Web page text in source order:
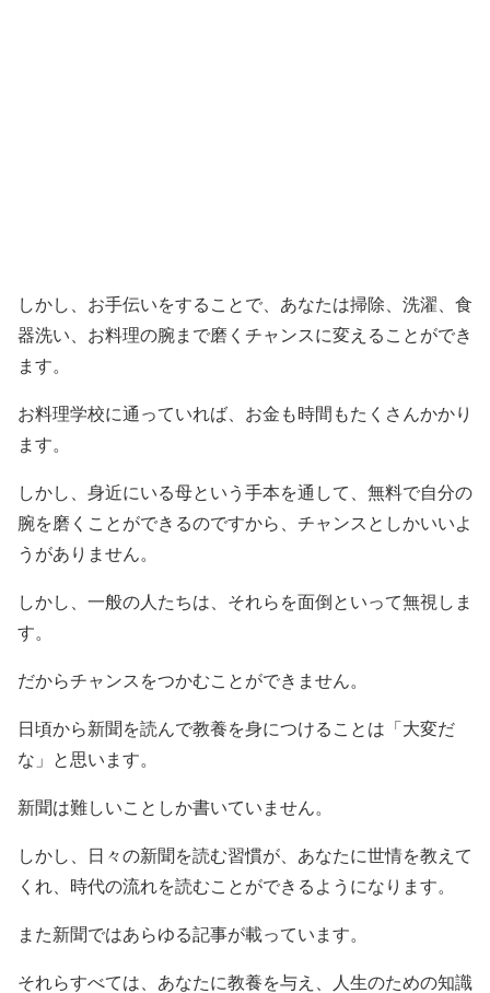
しかし、お手伝いをすることで、あなたは掃除、洗濯、食
器洗い、お料理の腕まで磨くチャンスに変えることができ
ます。
お料理学校に通っていれば、お金も時間もたくさんかかり
ます。
しかし、身近にいる母という手本を通して、無料で自分の
腕を磨くことができるのですから、チャンスとしかいいよ
うがありません。
しかし、一般の人たちは、それらを面倒といって無視しま
す。
だからチャンスをつかむことができません。
日頃から新聞を読んで教養を身につけることは「大変だ
な」と思います。
新聞は難しいことしか書いていません。
しかし、日々の新聞を読む習慣が、あなたに世情を教えて
くれ、時代の流れを読むことができるようになります。
また新聞ではあらゆる記事が載っています。
それらすべては、あなたに教養を与え、人生のための知識